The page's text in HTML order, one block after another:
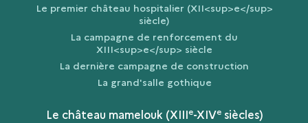
Le premier château hospitalier (XII<sup>e</sup>
siècle)
La campagne de renforcement du
XIII<sup>e</sup> siècle
La dernière campagne de construction
La grand'salle gothique
Le château mamelouk (XIIIe-XIVesiècles)